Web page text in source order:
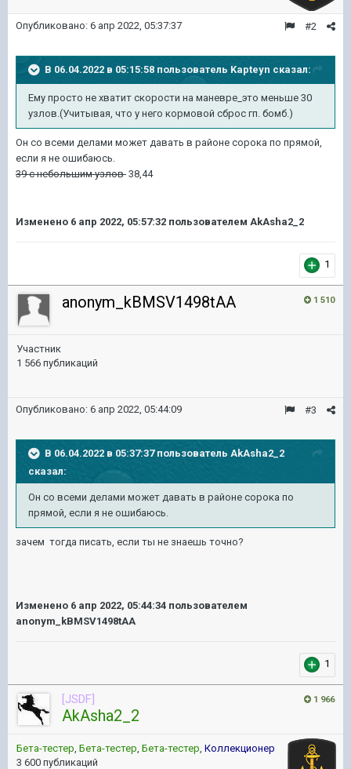
#2
Опубликовано: 6 апр 2022, 05:37:37
В 06.04.2022 в 05:15:58 пользователь Kapteyn сказал:
Ему просто не хватит скорости на маневре_это меньше 30
узлов.(Учитывая, что у него кормовой сброс гп. бомб.)
Он со всеми делами может давать в районе сорока по прямой,
если я не ошибаюсь.
39 с небольшим узлов 38,44
Изменено 6 апр 2022, 05:57:32 пользователем AkAsha2_2
1
1 510
anonym_kBMSV1498tAA
Участник
1 566 публикаций
#3
Опубликовано: 6 апр 2022, 05:44:09
В 06.04.2022 в 05:37:37 пользователь AkAsha2_2
сказал:
Он со всеми делами может давать в районе сорока по
прямой, если я не ошибаюсь.
зачем тогда писать, если ты не знаешь точно?
Изменено 6 апр 2022, 05:44:34 пользователем
anonym_kBMSV1498tAA
1
1 966
[JSDF]
AkAsha2_2
Бета-тестер, Бета-тестер, Бета-тестер, Коллекционер
3 600 публикаций